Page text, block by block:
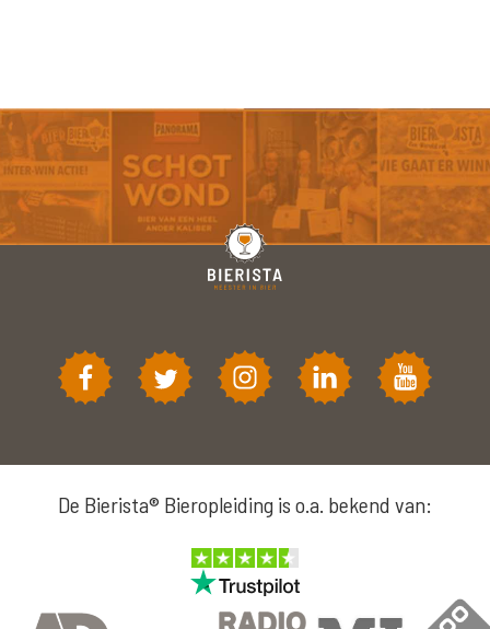
De Bierista® Bieropleiding is o.a. bekend van: